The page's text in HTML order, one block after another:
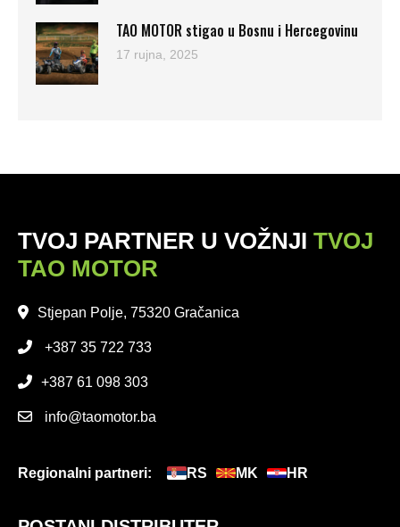
TAO MOTOR stigao u Bosnu i Hercegovinu
17 rujna, 2025
TVOJ PARTNER U VOŽNJI TVOJ
TAO MOTOR
Stjepan Polje, 75320 Gračanica
+387 35 722 733
+387 61 098 303
info@taomotor.ba
Regionalni partneri: RS MK HR